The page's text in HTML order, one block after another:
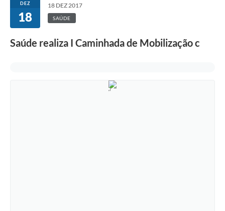
DEZ
18
18 DEZ 2017
SAÚDE
Saúde realiza I Caminhada de Mobilização c